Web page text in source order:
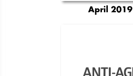
April 2019